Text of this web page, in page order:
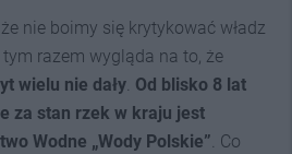
nie boimy się krytykować władz
razem wygląda na to, że
wielu nie dały. Od blisko 8 lat
za stan rzek w kraju jest
Wodne „Wody Polskie”. Co